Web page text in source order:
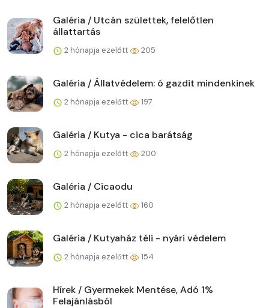
Galéria / Utcán születtek, felelőtlen
állattartás
2 hónapja ezelőtt 205
Galéria / Állatvédelem: ó gazdit mindenkinek
2 hónapja ezelőtt 197
Galéria / Kutya - cica barátság
2 hónapja ezelőtt 200
Galéria / Cicaodu
2 hónapja ezelőtt 160
Galéria / Kutyaház téli - nyári védelem
2 hónapja ezelőtt 154
Hírek / Gyermekek Mentése, Adó 1%
Felajánlásból